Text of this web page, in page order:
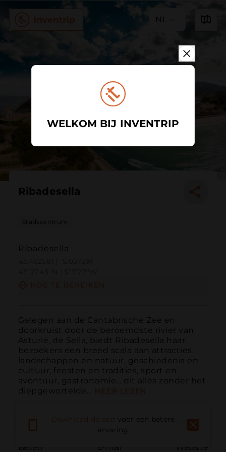
NL
Ribadesella
Stadscentrum
Ribadesella
Gelegen aan de Cantabrische Zee en
doorkruist door de beroemdste rivier van
Asturië, de Sella, biedt Ribadesella haar
bezoekers een breed scala aan attracties:
landschappen en natuur, geschiedenis en
cultuur, feesten en tradities, sport en
avontuur, gastronomie... dit alles zonder het
diepgewortelde...
Bellen E-mail Website
voor een betere
ervaring
WELKOM BIJ INVENTRIP